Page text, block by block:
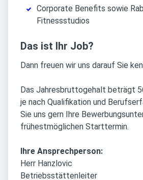
Corporate Benefits sowie
Fitnessstudios
Das ist Ihr Job?
Dann freuen wir uns darauf Sie
Das Jahresbruttogehalt beträgt
je nach Qualifikation und
Sie uns gern Ihre
frühestmöglichen Starttermin.
Ihre Ansprechperson:
Herr Hanzlovic
Betriebsstättenleiter